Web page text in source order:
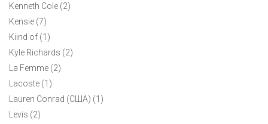
Мужская футболка Ralph Lauren XS
5900 ₽
Уютная футболка Ralph Lauren с круглым вырезом. Линия
Kenneth Cole (2)
Kensie (7)
Kiind of (1)
Kyle Richards (2)
La Femme (2)
Lacoste (1)
Lauren Conrad (США) (1)
Levis (2)